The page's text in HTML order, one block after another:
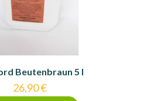
Beutenbraun 5 l
26,90€